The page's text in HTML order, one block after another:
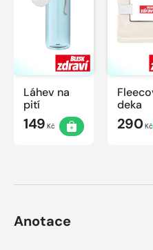
Láhev na
pití
149 Kč
deka
290Kč
Anotace